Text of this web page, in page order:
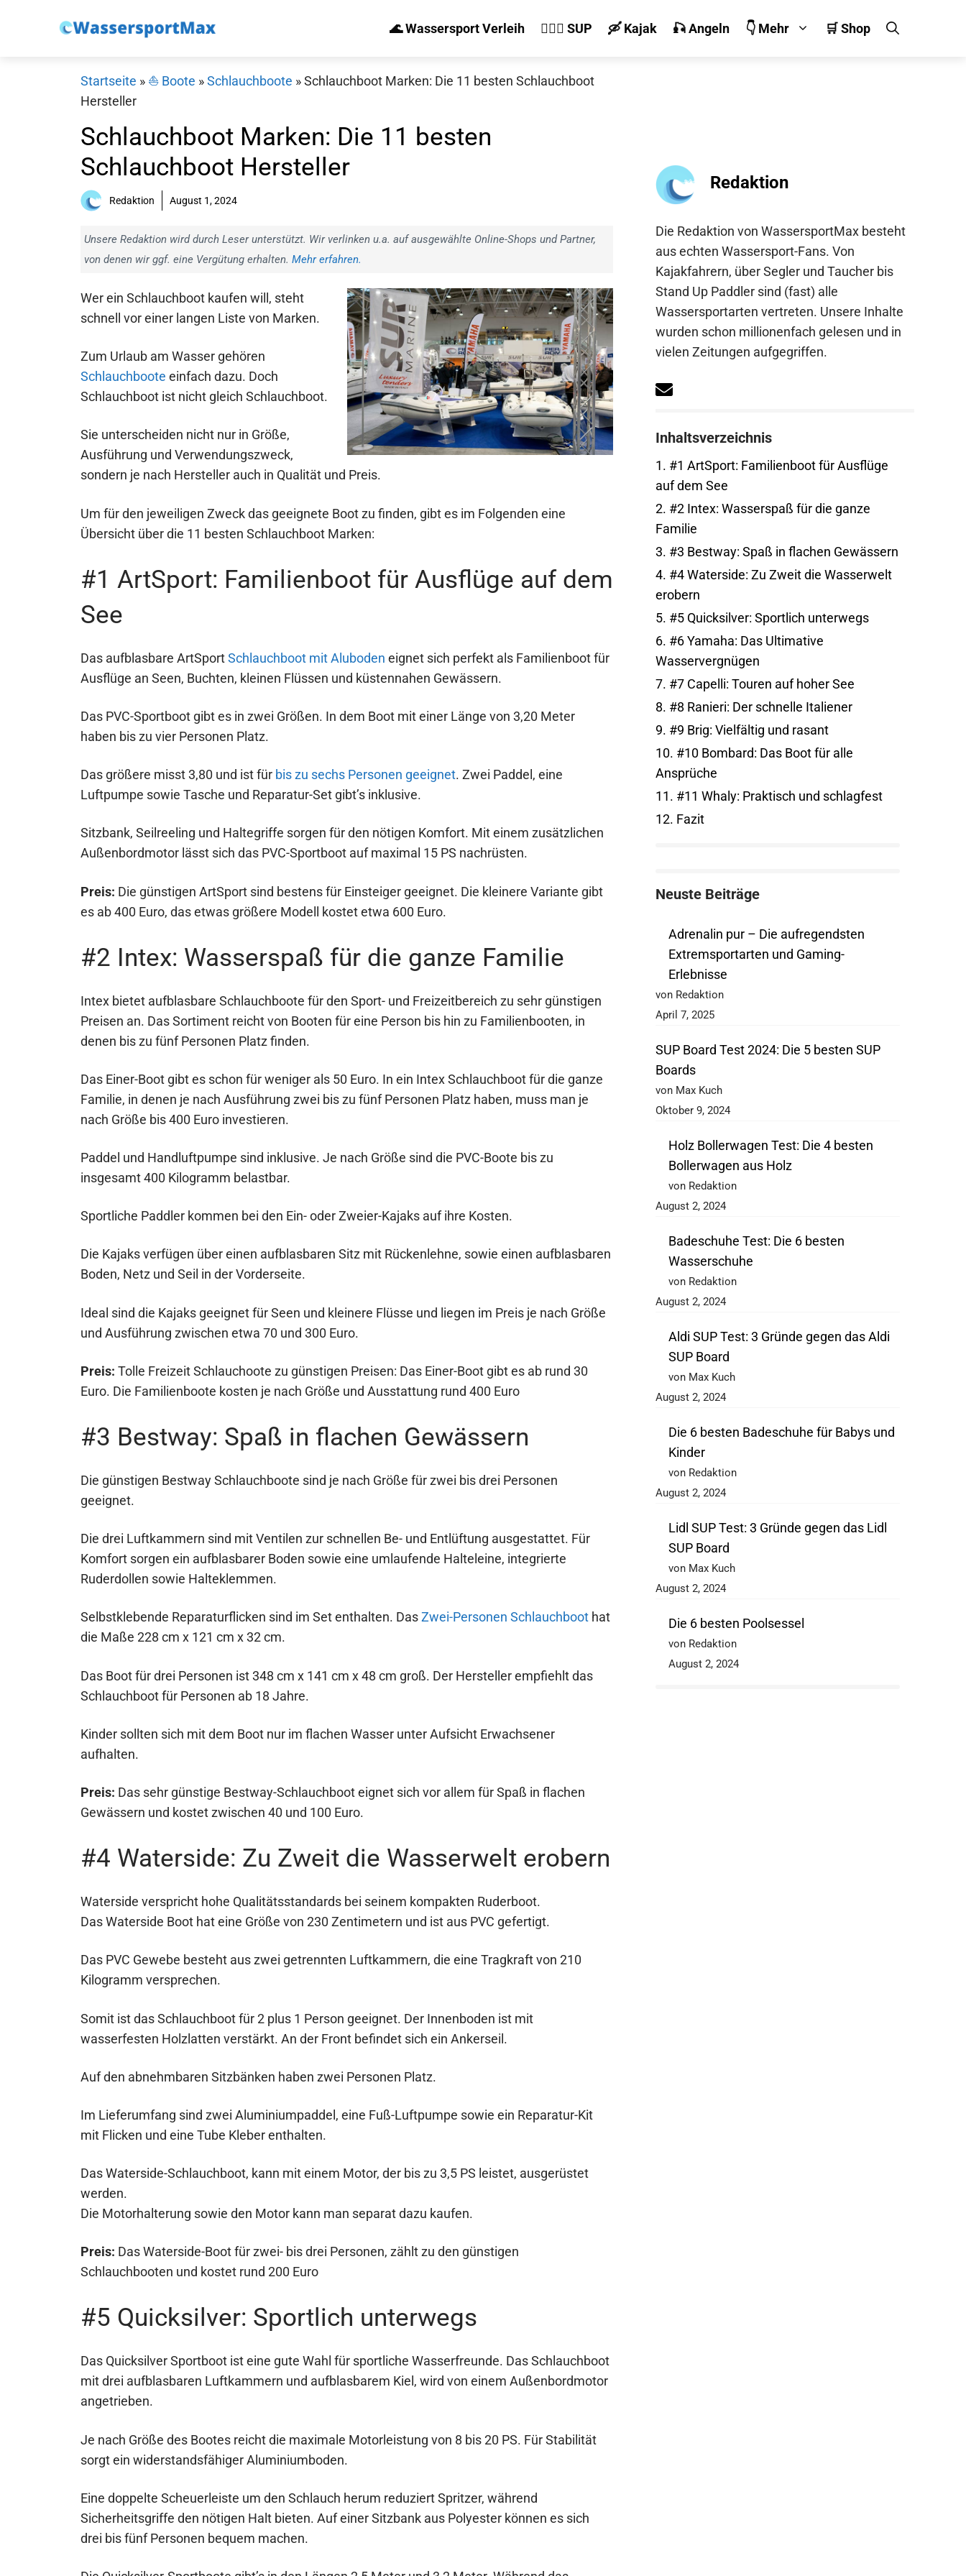
🌊 Wassersport Verleih 🏄‍♀️🛶 SUP 🛶 Kajak 🎣 Angeln 👇 Mehr 🛒 Shop
Startseite » ⛵️ Boote »Schlauchboote »Schlauchboot Marken: Die 11 besten Schlauchboot
Hersteller
Schlauchboot Marken: Die 11 besten
Schlauchboot Hersteller
Redaktion August 1, 2024
Unsere Redaktion wird durch Leser unterstützt. Wir verlinken u.a. auf ausgewählte Online-Shops und Partner,
von denen wir ggf. eine Vergütung erhalten. Mehr erfahren.
Wer ein Schlauchboot kaufen will, steht
schnell vor einer langen Liste von Marken.
Zum Urlaub am Wasser gehören
Schlauchboote einfach dazu. Doch
Schlauchboot ist nicht gleich Schlauchboot.
Sie unterscheiden nicht nur in Größe,
Ausführung und Verwendungszweck,
sondern je nach Hersteller auch in Qualität und Preis.
Um für den jeweiligen Zweck das geeignete Boot zu finden, gibt es im Folgenden eine
Übersicht über die 11 besten Schlauchboot Marken:
#1 ArtSport: Familienboot für Ausflüge auf dem
See
Das aufblasbare ArtSportSchlauchboot mit Aluboden eignet sich perfekt als Familienboot für
Ausflüge an Seen, Buchten, kleinen Flüssen und küstennahen Gewässern.
Das PVC-Sportboot gibt es in zwei Größen. In dem Boot mit einer Länge von 3,20 Meter
haben bis zu vier Personen Platz.
Das größere misst 3,80 und ist für bis zu sechs Personen geeignet. Zwei Paddel, eine
Luftpumpe sowie Tasche und Reparatur-Set gibt’s inklusive.
Sitzbank, Seilreeling und Haltegriffe sorgen für den nötigen Komfort. Mit einem zusätzlichen
Außenbordmotor lässt sich das PVC-Sportboot auf maximal 15 PS nachrüsten.
Preis: Die günstigen ArtSport sind bestens für Einsteiger geeignet. Die kleinere Variante gibt
es ab 400 Euro, das etwas größere Modell kostet etwa 600 Euro.
#2 Intex: Wasserspaß für die ganze Familie
Intex bietet aufblasbare Schlauchboote für den Sport- und Freizeitbereich zu sehr günstigen
Preisen an. Das Sortiment reicht von Booten für eine Person bis hin zu Familienbooten, in
denen bis zu fünf Personen Platz finden.
Das Einer-Boot gibt es schon für weniger als 50 Euro. In ein Intex Schlauchboot für die ganze
Familie, in denen je nach Ausführung zwei bis zu fünf Personen Platz haben, muss man je
nach Größe bis 400 Euro investieren.
Paddel und Handluftpumpe sind inklusive. Je nach Größe sind die PVC-Boote bis zu
insgesamt 400 Kilogramm belastbar.
Sportliche Paddler kommen bei den Ein- oder Zweier-Kajaks auf ihre Kosten.
Die Kajaks verfügen über einen aufblasbaren Sitz mit Rückenlehne, sowie einen aufblasbaren
Boden, Netz und Seil in der Vorderseite.
Ideal sind die Kajaks geeignet für Seen und kleinere Flüsse und liegen im Preis je nach Größe
und Ausführung zwischen etwa 70 und 300 Euro.
Preis: Tolle Freizeit Schlauchoote zu günstigen Preisen: Das Einer-Boot gibt es ab rund 30
Euro. Die Familienboote kosten je nach Größe und Ausstattung rund 400 Euro
#3 Bestway: Spaß in flachen Gewässern
Die günstigen Bestway Schlauchboote sind je nach Größe für zwei bis drei Personen
geeignet.
Die drei Luftkammern sind mit Ventilen zur schnellen Be- und Entlüftung ausgestattet. Für
Komfort sorgen ein aufblasbarer Boden sowie eine umlaufende Halteleine, integrierte
Ruderdollen sowie Halteklemmen.
Selbstklebende Reparaturflicken sind im Set enthalten. DasZwei-Personen Schlauchboot hat
die Maße 228 cm x 121 cm x 32 cm.
Das Boot für drei Personen ist 348 cm x 141 cm x 48 cm groß. Der Hersteller empfiehlt das
Schlauchboot für Personen ab 18 Jahre.
Kinder sollten sich mit dem Boot nur im flachen Wasser unter Aufsicht Erwachsener
aufhalten.
Preis: Das sehr günstige Bestway-Schlauchboot eignet sich vor allem für Spaß in flachen
Gewässern und kostet zwischen 40 und 100 Euro.
#4 Waterside: Zu Zweit die Wasserwelt erobern
Waterside verspricht hohe Qualitätsstandards bei seinem kompakten Ruderboot.
Das Waterside Boot hat eine Größe von 230 Zentimetern und ist aus PVC gefertigt.
Das PVC Gewebe besteht aus zwei getrennten Luftkammern, die eine Tragkraft von 210
Kilogramm versprechen.
Somit ist das Schlauchboot für 2 plus 1 Person geeignet. Der Innenboden ist mit
wasserfesten Holzlatten verstärkt. An der Front befindet sich ein Ankerseil.
Auf den abnehmbaren Sitzbänken haben zwei Personen Platz.
Im Lieferumfang sind zwei Aluminiumpaddel, eine Fuß-Luftpumpe sowie ein Reparatur-Kit
mit Flicken und eine Tube Kleber enthalten.
Das Waterside-Schlauchboot, kann mit einem Motor, der bis zu 3,5 PS leistet, ausgerüstet
werden.
Die Motorhalterung sowie den Motor kann man separat dazu kaufen.
Preis: Das Waterside-Boot für zwei- bis drei Personen, zählt zu den günstigen
Schlauchbooten und kostet rund 200 Euro
#5 Quicksilver: Sportlich unterwegs
Das Quicksilver Sportboot ist eine gute Wahl für sportliche Wasserfreunde. Das Schlauchboot
mit drei aufblasbaren Luftkammern und aufblasbarem Kiel, wird von einem Außenbordmotor
angetrieben.
Je nach Größe des Bootes reicht die maximale Motorleistung von 8 bis 20 PS. Für Stabilität
sorgt ein widerstandsfähiger Aluminiumboden.
Eine doppelte Scheuerleiste um den Schlauch herum reduziert Spritzer, während
Sicherheitsgriffe den nötigen Halt bieten. Auf einer Sitzbank aus Polyester können es sich
drei bis fünf Personen bequem machen.
Redaktion
Die Redaktion von WassersportMax besteht
aus echten Wassersport-Fans. Von
Kajakfahrern, über Segler und Taucher bis
Stand Up Paddler sind (fast) alle
Wassersportarten vertreten. Unsere Inhalte
wurden schon millionenfach gelesen und in
vielen Zeitungen aufgegriffen.
Inhaltsverzeichnis
1. #1 ArtSport: Familienboot für Ausflüge
auf dem See
2. #2 Intex: Wasserspaß für die ganze
Familie
3. #3 Bestway: Spaß in flachen Gewässern
4. #4 Waterside: Zu Zweit die Wasserwelt
erobern
5. #5 Quicksilver: Sportlich unterwegs
6. #6 Yamaha: Das Ultimative
Wasservergnügen
7. #7 Capelli: Touren auf hoher See
8. #8 Ranieri: Der schnelle Italiener
9. #9 Brig: Vielfältig und rasant
10. #10 Bombard: Das Boot für alle
Ansprüche
11. #11 Whaly: Praktisch und schlagfest
12. Fazit
Neuste Beiträge
Adrenalin pur – Die aufregendsten
Extremsportarten und Gaming-
Erlebnisse
von Redaktion
April 7, 2025
SUP Board Test 2024: Die 5 besten SUP
Boards
von Max Kuch
Oktober 9, 2024
Holz Bollerwagen Test: Die 4 besten
Bollerwagen aus Holz
von Redaktion
August 2, 2024
Badeschuhe Test: Die 6 besten
Wasserschuhe
von Redaktion
August 2, 2024
Aldi SUP Test: 3 Gründe gegen das Aldi
SUP Board
von Max Kuch
August 2, 2024
Die 6 besten Badeschuhe für Babys und
Kinder
von Redaktion
August 2, 2024
Lidl SUP Test: 3 Gründe gegen das Lidl
SUP Board
von Max Kuch
August 2, 2024
Die 6 besten Poolsessel
von Redaktion
August 2, 2024